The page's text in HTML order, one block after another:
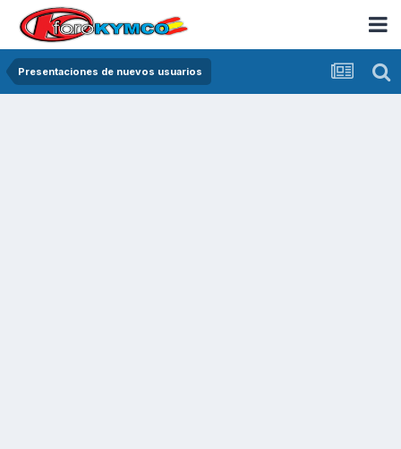
Presentaciones de nuevos usuarios